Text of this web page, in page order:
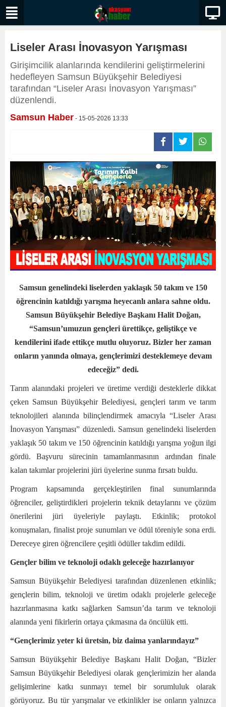
Liseler Arası İnovasyon Yarışması
Girişimcilik alanlarında kendilerini geliştirmelerini
hedefleyen Samsun Büyükşehir Belediyesi
tarafından “Liseler Arası İnovasyon Yarışması”
düzenlendi.
Samsun Haber - 15-05-2026 13:33
Samsun genelindeki liselerden yaklaşık 50 takım ve 150
öğrencinin katıldığı yarışma heyecanlı anlara sahne oldu.
Samsun Büyükşehir Belediye Başkanı Halit Doğan,
“Samsun’umuzun gençleri ürettikçe, geliştikçe ve
kendilerini ifade ettikçe mutlu oluyoruz. Bizler her zaman
onların yanında olmaya, gençlerimizi desteklemeye devam
edeceğiz” dedi.
Tarım alanındaki projeleri ve üretime verdiği desteklerle dikkat
çeken Samsun Büyükşehir Belediyesi, gençleri tarım ve tarım
teknolojileri alanında bilinçlendirmek amacıyla “Liseler Arası
İnovasyon Yarışması” düzenledi. Samsun genelindeki liselerden
yaklaşık 50 takım ve 150 öğrencinin katıldığı yarışma yoğun ilgi
gördü. Başvuru sürecinin tamamlanmasının ardından finale
kalan takımlar projelerini jüri üyelerine sunma fırsatı buldu.
Program kapsamında gerçekleştirilen final sunumlarında
öğrenciler, geliştirdikleri projelerin teknik detaylarını ve çözüm
önerilerini jüri üyeleriyle paylaştı. Etkinlik; protokol
konuşmaları, finalist proje sunumları ve ödül töreniyle sona erdi.
Dereceye giren öğrencilere çeşitli ödüller takdim edildi.
Gençler bilim ve teknoloji odaklı geleceğe hazırlanıyor
Samsun Büyükşehir Belediyesi tarafından düzenlenen etkinlik;
gençlerin bilim, teknoloji ve üretim odaklı projelerle geleceğe
hazırlanmasına katkı sağlarken Samsun’da tarım ve teknoloji
alanında yeni fikirlerin ortaya çıkmasına da öncülük etti.
“Gençlerimiz yeter ki üretsin, biz daima yanlarındayız”
Samsun Büyükşehir Belediye Başkanı Halit Doğan, “Bizler
Samsun Büyükşehir Belediyesi olarak gençlerimizin her alanda
gelişimlerine katkı sunmayı temel bir sorumluluk olarak
görüyoruz. Bu tür yarışmalar ve etkinlikler ise onların yalnızca